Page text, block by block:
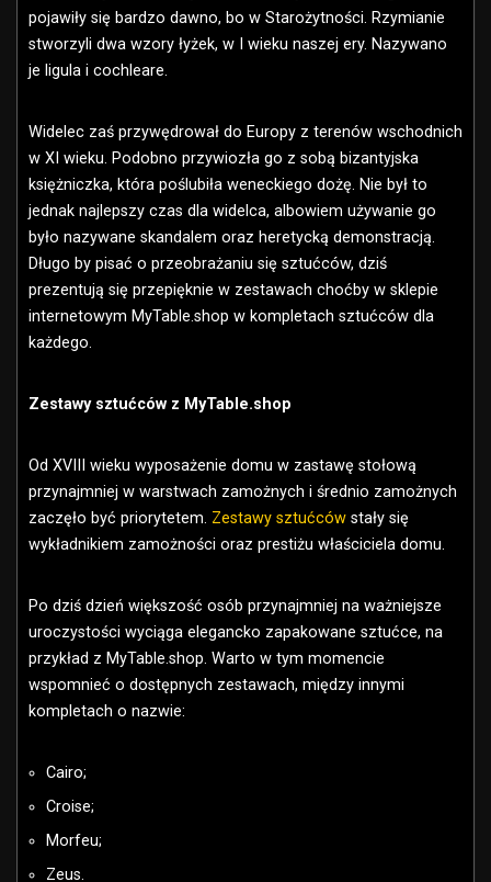
pojawiły się bardzo dawno, bo w Starożytności. Rzymianie
stworzyli dwa wzory łyżek, w I wieku naszej ery. Nazywano
je ligula i cochleare.
Widelec zaś przywędrował do Europy z terenów wschodnich
w XI wieku. Podobno przywiozła go z sobą bizantyjska
księżniczka, która poślubiła weneckiego dożę. Nie był to
jednak najlepszy czas dla widelca, albowiem używanie go
było nazywane skandalem oraz heretycką demonstracją.
Długo by pisać o przeobrażaniu się sztućców, dziś
prezentują się przepięknie w zestawach choćby w sklepie
internetowym MyTable.shop w kompletach sztućców dla
każdego.
Zestawy sztućców z MyTable.shop
Od XVIII wieku wyposażenie domu w zastawę stołową
przynajmniej w warstwach zamożnych i średnio zamożnych
zaczęło być priorytetem. Zestawy sztućców stały się
wykładnikiem zamożności oraz prestiżu właściciela domu.
Po dziś dzień większość osób przynajmniej na ważniejsze
uroczystości wyciąga elegancko zapakowane sztućce, na
przykład z MyTable.shop. Warto w tym momencie
wspomnieć o dostępnych zestawach, między innymi
kompletach o nazwie:
Cairo;
Croise;
Morfeu;
Zeus.